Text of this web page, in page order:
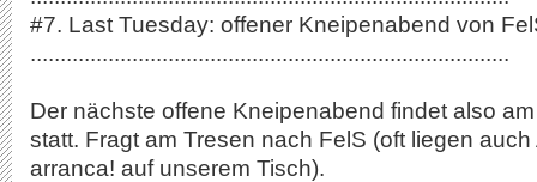
#7. Last Tuesday: offener Kneipenabend von
................................................................................
Der nächste offene Kneipenabend findet also
statt. Fragt am Tresen nach FelS (oft liegen
arranca! auf unserem Tisch).